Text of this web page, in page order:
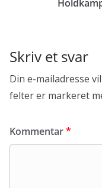
Skriv et svar
Din e-mailadresse
felter er markeret
Kommentar*